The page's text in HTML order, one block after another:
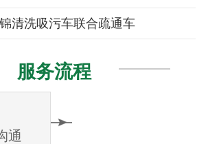
清洗吸污车联合疏通车
服务流程
通